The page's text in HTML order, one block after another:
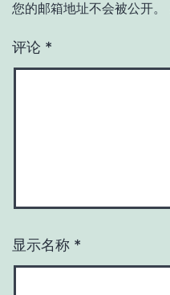
您的邮箱地址不会被公开。
评论 *
显示名称 *